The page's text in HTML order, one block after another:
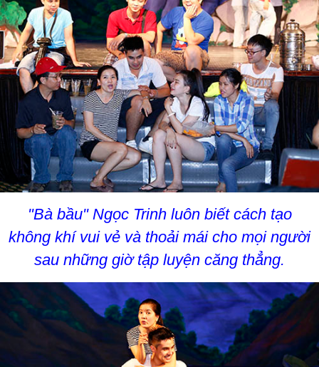
"Bà bầu" Ngọc Trinh luôn biết cách tạo
không khí vui vẻ và thoải mái cho mọi người
sau những giờ tập luyện căng thẳng.